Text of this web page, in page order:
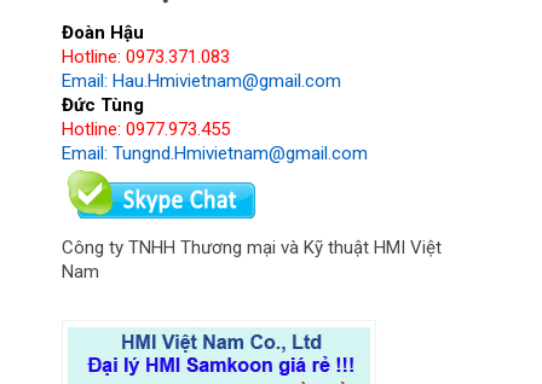
Đoàn Hậu
Hotline: 0973.371.083
Email: Hau.Hmivietnam@gmail.com
Đức Tùng
Hotline: 0977.973.455
Email: Tungnd.Hmivietnam@gmail.com
Công ty TNHH Thương mại và Kỹ thuật HMI Việt
Nam